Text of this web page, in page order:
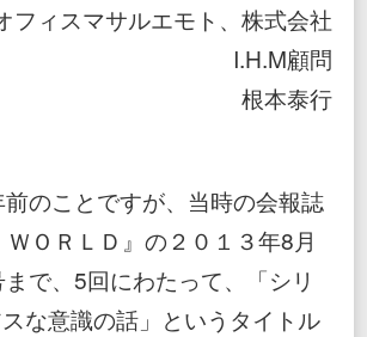
『宇
宙
の
創
フィスマサルエモト、株式会社
I.H.M顧問
根本泰行
のことですが、当時の会報誌
ＷＯＲＬＤ』の２０１３年8月
で、5回にわたって、「シリ
な意識の話」というタイトル